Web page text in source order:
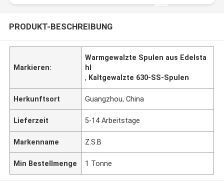
uns
PRODUKT-BESCHREIBUNG
Markieren:
Warmgewalzte Spulen aus Edelsta
hl
, Kaltgewalzte 630-SS-Spulen
Herkunftsort Guangzhou, China
Lieferzeit 5-14 Arbeitstage
Markenname Z.S.B
Min Bestellmenge 1 Tonne